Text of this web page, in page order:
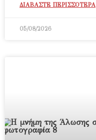
ΔΙΑΒΑΣΤΕ ΠΕΡΙΣΣΟΤΕΡΑ
05/08/2026